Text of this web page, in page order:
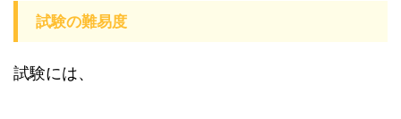
試験の難易度
試験には、